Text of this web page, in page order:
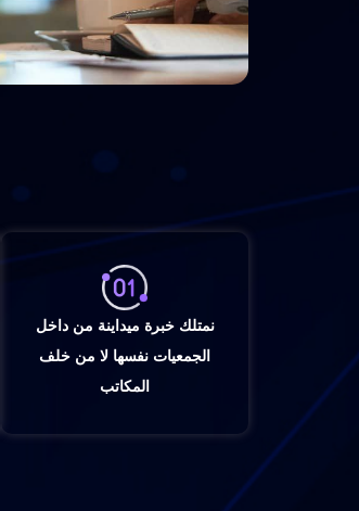
نمتلك خبرة ميداينة من داخل
الجمعيات نفسها لا من خلف
المكاتب